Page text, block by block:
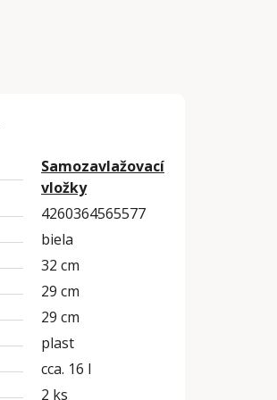
Samozavlažovací
vložky
4260364565577
biela
32 cm
29 cm
29 cm
plast
cca. 16 l
2 ks